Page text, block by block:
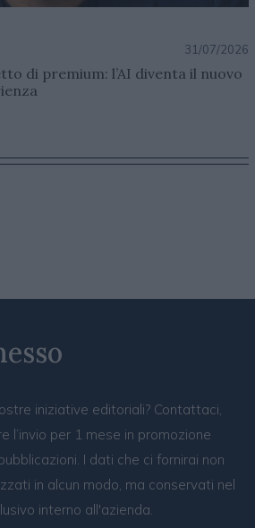
31/07/2026
di premium: l’AI diventa il nuovo
iniziative editoriali? Contattaci,
l’invio per 1 mese in promozione
I dati che ci fornirai non
in alcun modo, ma conservati nel
interno all'azienda.